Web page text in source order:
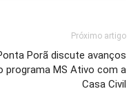
Próximo artigo
Porã discute avanços
programa MS Ativo com a
Casa Civil